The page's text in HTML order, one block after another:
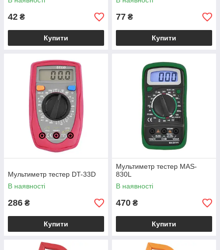
42 ₴
Купити
77 ₴
Купити
Мультиметр тестер DT-33D
В наявності
286 ₴
Купити
Мультиметр тестер MAS-
830L
В наявності
470 ₴
Купити